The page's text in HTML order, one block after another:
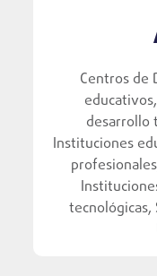
Centros de
desarrollo
Instituciones